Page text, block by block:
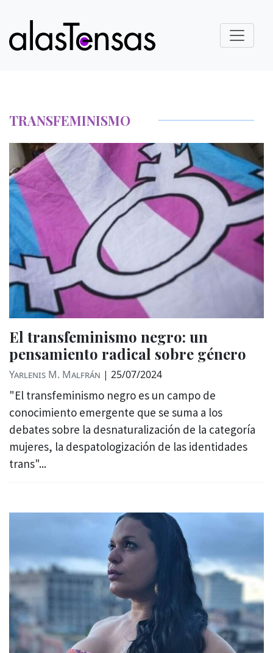
TRANSFEMINISMO
El transfeminismo negro: un
pensamiento radical sobre género
Yarlenis M. Malfrán | 25/07/2024
"El transfeminismo negro es un campo de
conocimiento emergente que se suma a los
debates sobre la desnaturalización de la categoría
mujeres, la despatologización de las identidades
trans"...